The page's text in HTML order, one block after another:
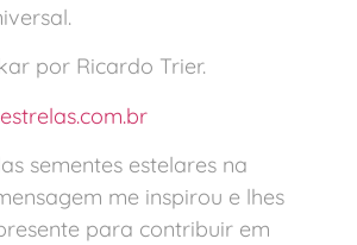
por Ricardo Trier.
sementes estelares na
me inspirou e lhes
para contribuir em